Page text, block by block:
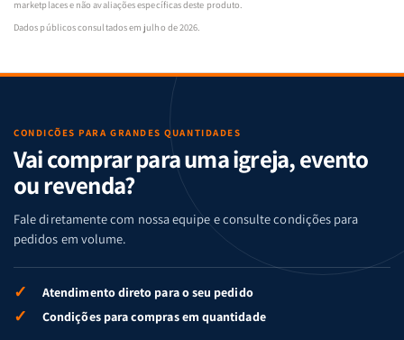
marketplaces e não avaliações específicas deste produto.
Dados públicos consultados em julho de 2026.
CONDIÇÕES PARA GRANDES QUANTIDADES
Vai comprar para uma igreja, evento
ou revenda?
Fale diretamente com nossa equipe e consulte condições para
pedidos em volume.
✓ Atendimento direto para o seu pedido
✓ Condições para compras em quantidade